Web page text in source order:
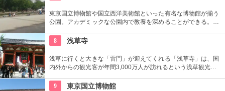
東京国立博物館や国立西洋美術館といった有名な博物館が揃う
公園。アカデミックな公園内で教養を深めることができる。ま
8
浅草寺
浅草に行くと大きな「雷門」が迎えてくれる「浅草寺」は、国
内外からの観光客が年間3,000万人が訪れるという浅草観光一
都内最古の名刹です。
9 東京国立博物館